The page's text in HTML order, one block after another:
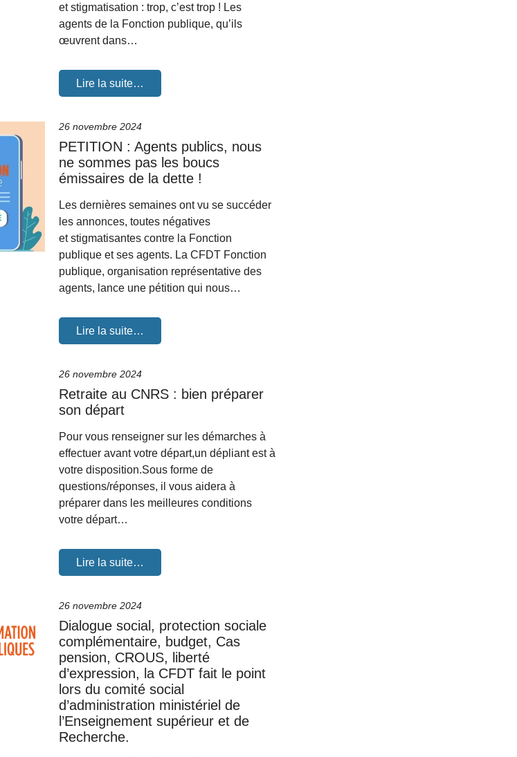
et stigmatisation : trop, c’est trop ! Les
agents de la Fonction publique, qu’ils
œuvrent dans…
Lire la suite…
26 novembre 2024
PETITION : Agents publics, nous
ne sommes pas les boucs
émissaires de la dette !
Les dernières semaines ont vu se succéder
les annonces, toutes négatives
et stigmatisantes contre la Fonction
publique et ses agents. La CFDT Fonction
publique, organisation représentative des
agents, lance une pétition qui nous…
Lire la suite…
26 novembre 2024
Retraite au CNRS : bien préparer
son départ
Pour vous renseigner sur les démarches à
effectuer avant votre départ,un dépliant est à
votre disposition.Sous forme de
questions/réponses, il vous aidera à
préparer dans les meilleures conditions
votre départ…
Lire la suite…
26 novembre 2024
Dialogue social, protection sociale
complémentaire, budget, Cas
pension, CROUS, liberté
d’expression, la CFDT fait le point
lors du comité social
d’administration ministériel de
l’Enseignement supérieur et de
Recherche.